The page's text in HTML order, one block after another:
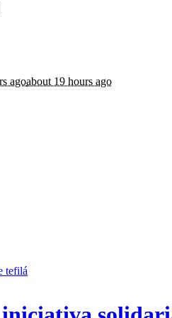
agoabout 19 hours ago
tefilá